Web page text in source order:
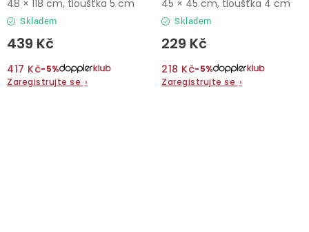
Skladem
439 Kč
417 Kč−5%
Zaregistrujte se ›
48 × 118 cm, tloušťka 5 cm
Skladem
229 Kč
218 Kč−5%
Zaregistrujte se ›
45 × 45 cm, tloušťka 4 cm